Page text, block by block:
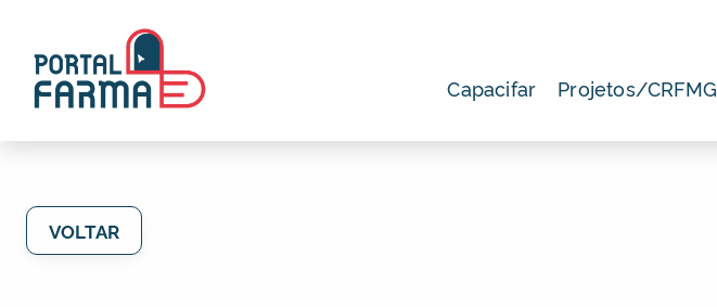
Capacifar Projetos/CRFMG
VOLTAR